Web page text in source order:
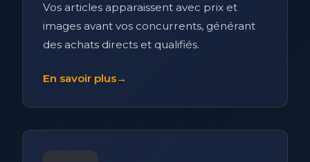
Vos articles apparaissent avec prix et
images avant vos concurrents, générant
des achats directs et qualifiés.
En savoir plus→